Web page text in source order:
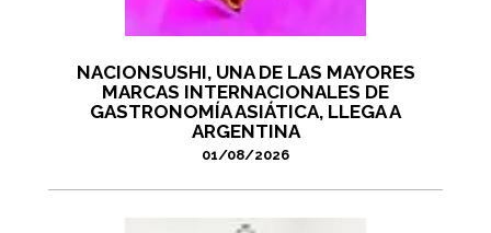
NACIONSUSHI, UNA DE LAS MAYORES
MARCAS INTERNACIONALES DE
GASTRONOMÍA ASIÁTICA, LLEGA A
ARGENTINA
01/08/2026